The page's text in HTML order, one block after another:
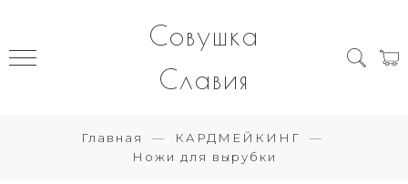
Совушка
Славия
Главная
КАРДМЕЙКИНГ
Ножи для вырубки